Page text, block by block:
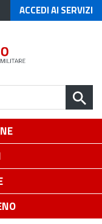
ACCEDI AI SERVIZI